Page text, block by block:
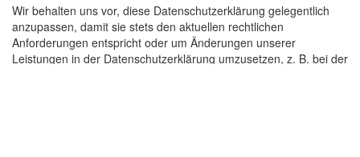
Wir behalten uns vor, diese Datenschutzerklärung gelegentlich
anzupassen, damit sie stets den aktuellen rechtlichen
Anforderungen entspricht oder um Änderungen unserer
Leistungen in der Datenschutzerklärung umzusetzen, z. B. bei der